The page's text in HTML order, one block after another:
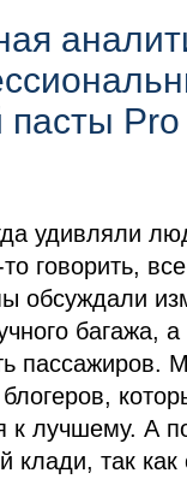
пасты Pro
удивляли
говорить,
обсуждали
багажа,
пассажиров.
к лучшему. А
клади, так